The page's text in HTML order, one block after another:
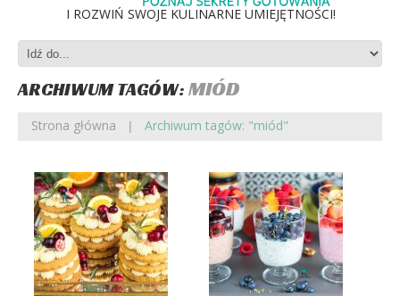
I ROZWIŃ SWOJE KULINARNE UMIEJĘTNOŚCI!
ARCHIWUM TAGÓW:MIÓD
Strona główna Archiwum tagów: "miód"